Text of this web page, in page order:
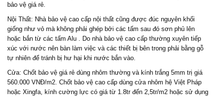
bảo vệ giá rẻ.
Nội Thất: Nhà bảo vệ cao cấp nội thất cũng được đúc nguyên khối
giống như vỏ mà không phải ghép bởi các tấm sau đó sơn phủ lên
hoặc bắn từ các tấm Alu . Do nhà bảo vệ cao cấp thường xuyên tiếp
xúc với nước nên bàn làm việc và các thiết bị bên trong phải bằng gỗ
tự nhiên để tránh bị hư hại khi nước bắn vào.
Cửa: Chốt bảo vệ giá rẻ dùng nhôm thường và kính trắng 5mm trị giá
560.000 VNĐ/m2. Chốt bảo vệ cao cấp dùng cửa nhôm hệ Việt Pháp
hoặc Xingfa, kính cường lực có giá từ 1.8tr đến 2,5tr/m2 hoặc sử dụng